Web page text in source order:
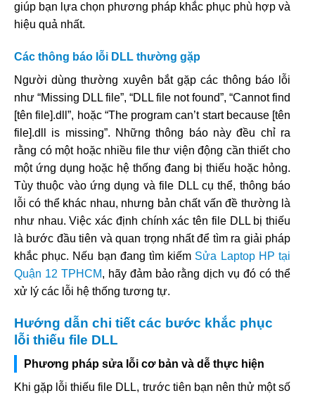
giúp bạn lựa chọn phương pháp khắc phục phù hợp và
hiệu quả nhất.
Các thông báo lỗi DLL thường gặp
Người dùng thường xuyên bắt gặp các thông báo lỗi
như “Missing DLL file”, “DLL file not found”, “Cannot find
[tên file].dll”, hoặc “The program can’t start because [tên
file].dll is missing”. Những thông báo này đều chỉ ra
rằng có một hoặc nhiều file thư viện động cần thiết cho
một ứng dụng hoặc hệ thống đang bị thiếu hoặc hỏng.
Tùy thuộc vào ứng dụng và file DLL cụ thể, thông báo
lỗi có thể khác nhau, nhưng bản chất vấn đề thường là
như nhau. Việc xác định chính xác tên file DLL bị thiếu
là bước đầu tiên và quan trọng nhất để tìm ra giải pháp
khắc phục. Nếu bạn đang tìm kiếm Sửa Laptop HP tại
Quận 12 TPHCM, hãy đảm bảo rằng dịch vụ đó có thể
xử lý các lỗi hệ thống tương tự.
Hướng dẫn chi tiết các bước khắc phục
lỗi thiếu file DLL
Phương pháp sửa lỗi cơ bản và dễ thực hiện
Khi gặp lỗi thiếu file DLL, trước tiên bạn nên thử một số